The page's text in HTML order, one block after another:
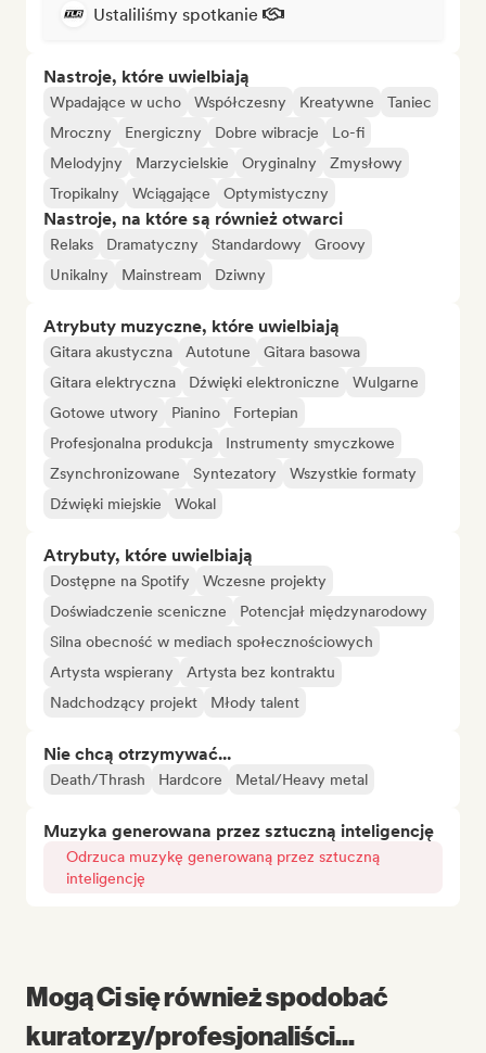
Ustaliliśmy spotkanie
Nastroje, które uwielbiają
Wpadające w ucho Współczesny Kreatywne
Taniec
Mroczny
Energiczny Dobre wibracje
Lo-fi
Melodyjny
Marzycielskie Oryginalny
Zmysłowy
Tropikalny
Wciągające Optymistyczny
Nastroje, na które są również otwarci
Relaks Dramatyczny Standardowy
Groovy
Unikalny
Mainstream Dziwny
Atrybuty muzyczne, które uwielbiają
Gitara akustyczna Autotune
Gitara basowa
Gitara elektryczna
Dźwięki elektroniczne
Wulgarne
Gotowe utwory
Pianino
Fortepian
Profesjonalna produkcja
Instrumenty smyczkowe
Zsynchronizowane
Syntezatory
Wszystkie formaty
Dźwięki miejskie
Wokal
Atrybuty, które uwielbiają
Dostępne na Spotify
Wczesne projekty
Doświadczenie sceniczne
Potencjał międzynarodowy
Silna obecność w mediach społecznościowych
Artysta wspierany
Artysta bez kontraktu
Nadchodzący projekt
Młody talent
Nie chcą otrzymywać...
Death/Thrash Hardcore Metal/Heavy metal
Muzyka generowana przez sztuczną inteligencję
Odrzuca muzykę generowaną przez sztuczną
inteligencję
Mogą Ci się również spodobać
kuratorzy/profesjonaliści...